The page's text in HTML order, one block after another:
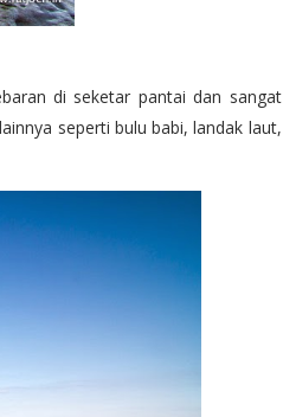
di seketar pantai dan sangat
seperti bulu babi, landak laut,